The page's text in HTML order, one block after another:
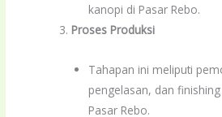
kanopi di Pasar Rebo.
Proses Produksi
Tahapan ini meliputi
pengelasan, dan
Pasar Rebo.